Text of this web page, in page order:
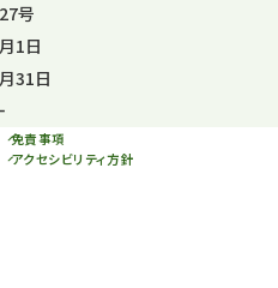
号
1日
31日
免責事項
アクセシビリティ方針